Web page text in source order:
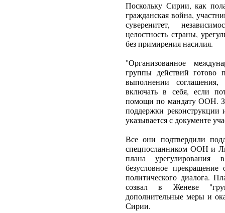
Поскольку Сирии, как
гражданская война,
суверенитет,
целостность страны,
без примирения насилия.
"Организованное
группы действий готово
выполнении
включать в себя, если
помощи по мандату ООН.
поддержки
указывается с документе
Все они подтвердили
спецпосланником ООН и
плана урегулирования
безусловное
политического диалога.
созвал в Женеве
дополнительные меры и
Сирии.